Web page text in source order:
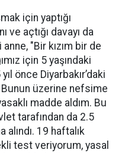
için yaptığı
ve açtığı davayı da
"Bir kızım bir de
için 5 yaşındaki
önce Diyarbakır’daki
Bunun üzerine nefsime
madde aldım. Bu
tarafından da 2.5
alındı. 19 haftalık
test veriyorum, yasal